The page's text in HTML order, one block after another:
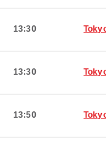
13:30
13:30
13:50